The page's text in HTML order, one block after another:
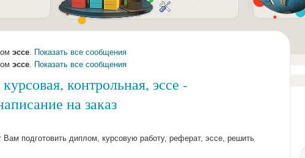
эссе. Показать все сообщения
эссе. Показать все сообщения
контрольная, эссе -
на заказ
подготовить диплом, курсовую работу, реферат, эссе, решить